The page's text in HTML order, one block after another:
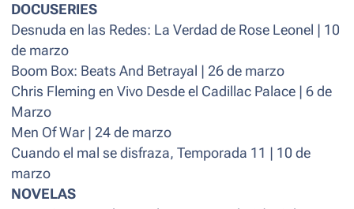
DOCUSERIES
Desnuda en las Redes: La Verdad de Rose Leonel | 10
de marzo
Boom Box: Beats And Betrayal | 26 de marzo
Chris Fleming en Vivo Desde el Cadillac Palace | 6 de
Marzo
Men Of War | 24 de marzo
Cuando el mal se disfraza, Temporada 11 | 10 de
marzo
NOVELAS